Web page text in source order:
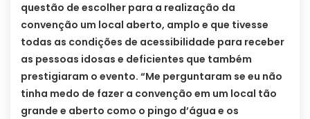
questão de escolher para a realização da
convenção um local aberto, amplo e que tivesse
todas as condições de acessibilidade para receber
as pessoas idosas e deficientes que também
prestigiaram o evento. “Me perguntaram se eu não
tinha medo de fazer a convenção em um local tão
grande e aberto como o pingo d’água e os